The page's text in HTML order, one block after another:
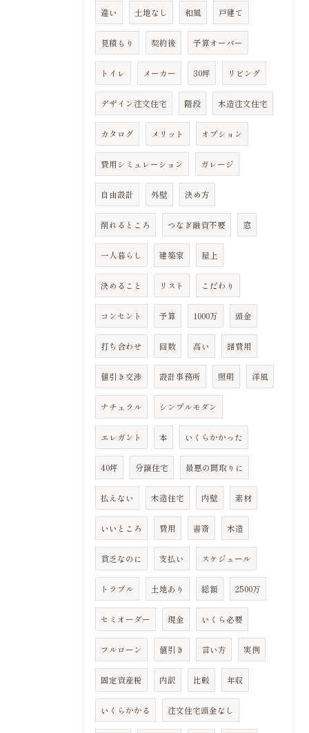
違い 土地なし 和風 戸建て
見積もり 契約後 予算オーバー
トイレ メーカー 30坪 リビング
デザイン注文住宅 階段 木造注文住宅
カタログ メリット オプション
費用シミュレーション ガレージ
自由設計 外壁 決め方
削れるところ つなぎ融資不要 窓
一人暮らし 建築家 屋上
決めること リスト こだわり
コンセント 予算 1000万 頭金
打ち合わせ 回数 高い 諸費用
値引き交渉 設計事務所 照明 洋風
ナチュラル シンプルモダン
エレガント 本 いくらかかった
40坪 分譲住宅 最悪の間取りに
払えない 木造住宅 内壁 素材
いいところ 費用 書斎 木造
貧乏なのに 支払い スケジュール
トラブル 土地あり 総額 2500万
セミオーダー 現金 いくら必要
フルローン 値引き 言い方 実例
固定資産税 内訳 比較 年収
いくらかかる 注文住宅頭金なし